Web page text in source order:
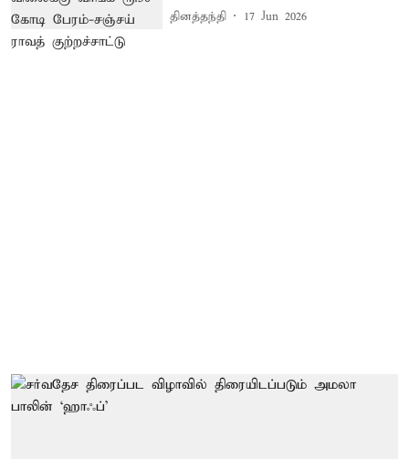
தினத்தந்தி 17 Jun 2026